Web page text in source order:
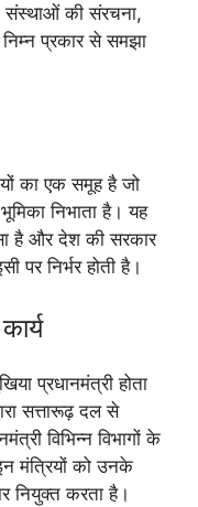
संस्थाओं की संरचना,
प्रकार से समझा
का एक समूह है जो
निभाता है। यह
है और देश की सरकार
पर निर्भर होती है।
प्रधानमंत्री होता
सत्तारूढ़ दल से
विभिन्न विभागों के
मंत्रियों को उनके
नियुक्त करता है।